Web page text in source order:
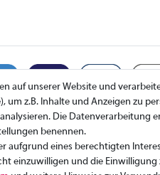
AGB
auf unserer Website und
um z.B. Inhalte und Anzeigen zu
Die Datenverarbeitung
benennen.
aufgrund eines berechtigten
einzuwilligen und die